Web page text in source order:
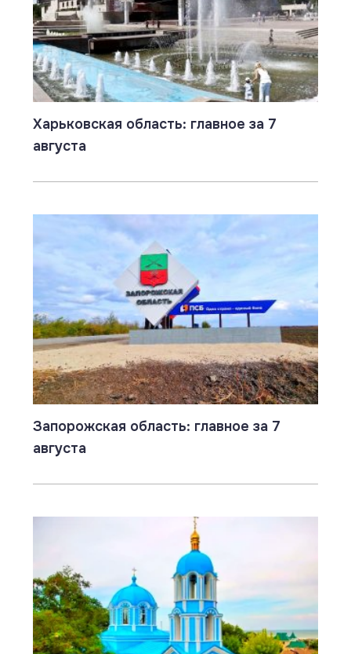
Харьковская область: главное за 7
августа
Запорожская область: главное за 7
августа